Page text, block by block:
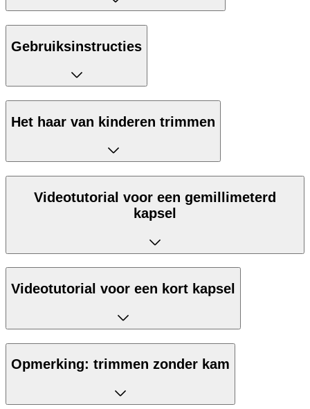
Gebruiksinstructies
Het haar van kinderen trimmen
Videotutorial voor een gemillimeterd
kapsel
Videotutorial voor een kort kapsel
Opmerking: trimmen zonder kam